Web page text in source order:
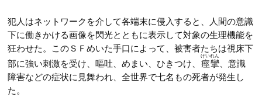
第14話
第15話
第16話
第35話
第36話
第37話
第53話
第54話
第55話
第65話
第66話
第67話 NEW
犯人はネットワークを介して各端末に侵入すると、人間の意識
下に働きかける画像を閃光とともに表示して対象の生理機能を
狂わせた。このＳＦめいた手口によって、被害者たちは視床下
部に強い刺激を受け、嘔吐、めまい、ひきつけ、 痙攣
けいれん
、意識
障害などの症状に見舞われ、全世界で七名もの死者が発生し
た。